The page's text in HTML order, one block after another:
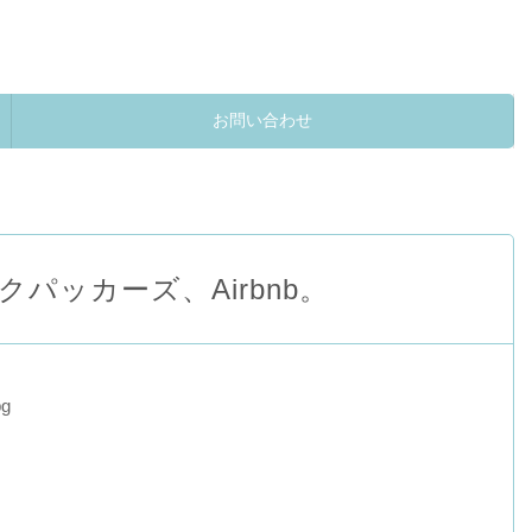
お問い合わせ
パッカーズ、Airbnb。